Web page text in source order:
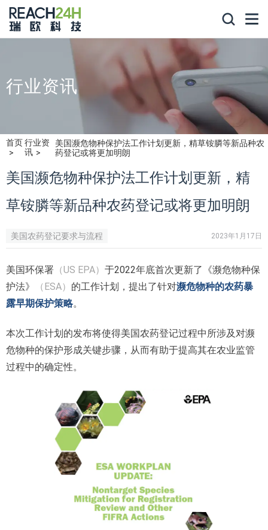
行业资讯
首页行业资
讯
美国濒危物种保护法工作计划更新，精草铵膦等新品种农
药登记或将更加明朗
美国濒危物种保护法工作计划更新，精
草铵膦等新品种农药登记或将更加明朗
美国农药登记要求与流程 2023年1月17日
美国环保署 （US EPA） 于2022年底首次更新了《濒危物种保
护法》
（ESA） 的工作计划，提出了针对濒危物种的农药暴
露早期保护策略。
本次工作计划的发布将使得美国农药登记过程中所涉及对濒
危物种的保护形成关键步骤，从而有助于提高其在农业监管
过程中的确定性。